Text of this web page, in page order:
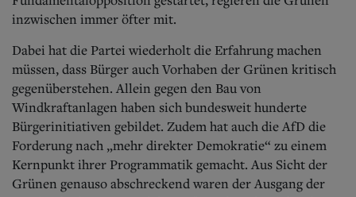
inzwischen immer öfter mit.
Dabei hat die Partei wiederholt die Erfahrung machen
müssen, dass Bürger auch Vorhaben der Grünen kritisch
gegenüberstehen. Allein gegen den Bau von
Windkraftanlagen haben sich bundesweit hunderte
Bürgerinitiativen gebildet. Zudem hat auch die AfD die
Forderung nach „mehr direkter Demokratie“ zu einem
Kernpunkt ihrer Programmatik gemacht. Aus Sicht der
Grünen genauso abschreckend waren der Ausgang der